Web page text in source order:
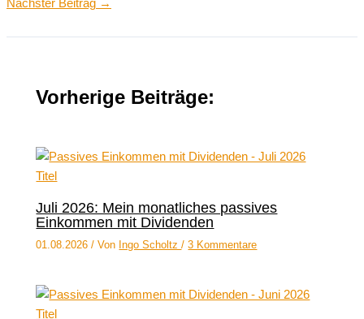
Nächster Beitrag →
Vorherige Beiträge:
Juli 2026: Mein monatliches passives
Einkommen mit Dividenden
01.08.2026/ Von Ingo Scholtz/3 Kommentare